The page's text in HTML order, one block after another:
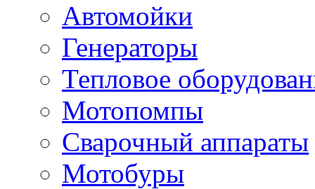
Автомойки
Генераторы
Тепловое
Мотопомпы
Сварочный аппараты
Мотобуры